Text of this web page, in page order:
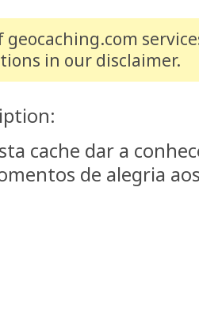
geocaching.com
in our disclaimer.
cache dar a
de alegria